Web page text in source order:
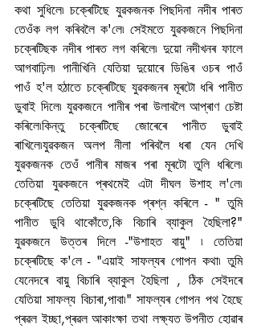
কথা সুধিলে৷ চক্ৰেটিছে যুৱকজনক পিছদিনা নদীৰ পাৰত
তেওঁক লগ কৰিবলৈ ক'লে৷ সেইমতে যুৱকজনে পিছদিনা
চক্ৰেটিছক নদীৰ পাৰত লগ কৰিলে৷ দুয়ো নদীখনৰ ফালে
আগবাঢ়িল৷ পানীখিনি যেতিয়া দুয়োৰে ডিঙিৰ ওচৰ পাওঁ
পাওঁ হ'ল হঠাতে চক্ৰেটিছে যুৱকজনৰ মূৰটো ধৰি পানীত
ডুবাই দিলে৷ যুৱকজনে পানীৰ পৰা উলাবলৈ আপ্ৰাণ চেষ্টা
কৰিলে৷কিন্তু চক্ৰেটিছে জোৰেৰে পানীত ডুবাই
ৰাখিলে৷যুৱকজন অলপ নীলা পৰিবলৈ ধৰা যেন দেখি
যুৱকজনক তেওঁ পানীৰ মাজৰ পৰা মূৰটো তুলি ধৰিলে৷
তেতিয়া যুৱকজনে প্ৰথমেই এটা দীঘল উশাহ ল'লে৷
চক্ৰেটিছে তেতিয়া যুৱকজনক প্ৰশ্ন কৰিলে - " তুমি
পানীত ডুবি থাকোঁতে,কি বিচাৰি ব্যাকুল হৈছিলা?"
যুৱকজনে উত্তৰ দিলে -"উশাহত বায়ু" ৷ তেতিয়া
চক্ৰেটিছে ক'লে - "এয়াই সাফল্যৰ গোপন কথা৷ তুমি
যেনেদৰে বায়ু বিচাৰি ব্যাকুল হৈছিলা , ঠিক সেইদৰে
যেতিয়া সাফল্য বিচাৰা,পাবা৷" সাফল্যৰ গোপন পথ হৈছে
প্ৰৱল ইচ্ছা,প্ৰৱল আকাংক্ষা তথা লক্ষ্যত উপনীত হোৱাৰ